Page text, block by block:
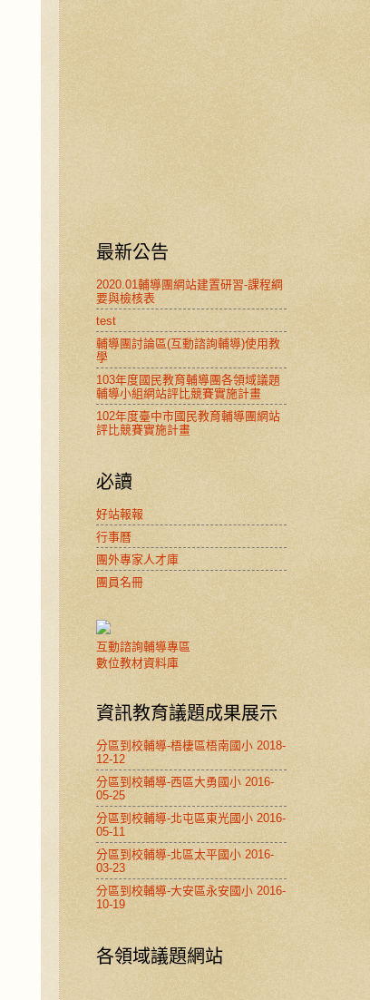
最新公告
2020.01輔導團網站建置研習-課程綱
要與檢核表
test
輔導團討論區(互動諮詢輔導)使用教
學
103年度國民教育輔導團各領域議題
輔導小組網站評比競賽實施計畫
102年度臺中市國民教育輔導團網站
評比競賽實施計畫
必讀
好站報報
行事曆
團外專家人才庫
團員名冊
互動諮詢輔導專區
數位教材資料庫
資訊教育議題成果展示
分區到校輔導-梧棲區梧南國小 2018-
12-12
分區到校輔導-西區大勇國小 2016-
05-25
分區到校輔導-北屯區東光國小 2016-
05-11
分區到校輔導-北區太平國小 2016-
03-23
分區到校輔導-大安區永安國小 2016-
10-19
各領域議題網站